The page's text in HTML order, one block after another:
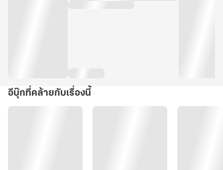
อีบุ๊กที่คล้ายกับเรื่องนี้